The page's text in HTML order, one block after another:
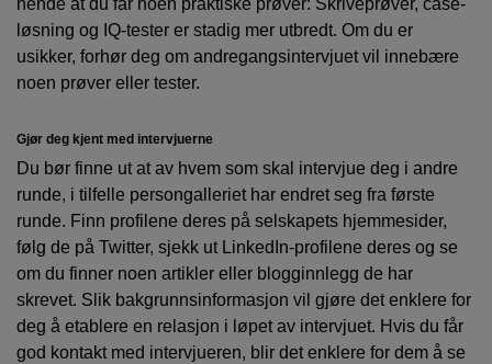
hende at du får noen praktiske prøver: Skriveprøver, case-
løsning og IQ-tester er stadig mer utbredt. Om du er
usikker, forhør deg om andregangsintervjuet vil innebære
noen prøver eller tester.
Gjør deg kjent med intervjuerne
Du bør finne ut at av hvem som skal intervjue deg i andre
runde, i tilfelle persongalleriet har endret seg fra første
runde. Finn profilene deres på selskapets hjemmesider,
følg de på Twitter, sjekk ut LinkedIn-profilene deres og se
om du finner noen artikler eller blogginnlegg de har
skrevet. Slik bakgrunnsinformasjon vil gjøre det enklere for
deg å etablere en relasjon i løpet av intervjuet. Hvis du får
god kontakt med intervjueren, blir det enklere for dem å se